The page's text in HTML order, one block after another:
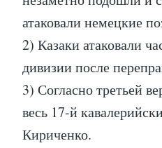
атаковали немецкие
2) Казаки атаковали
дивизии после
3) Согласно третьей
весь 17-й
Кириченко.